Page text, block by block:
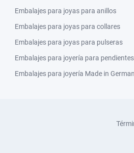
Embalajes para joyas para anillos
Embalajes para joyas para collares
Embalajes para joyas para pulseras
Embalajes para joyería para pendientes
Embalajes para joyería Made in